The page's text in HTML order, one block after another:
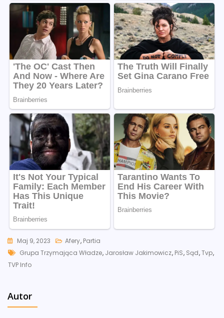
Maj 9, 2023 Afery, Partia
Tags
Grupa Trzymająca Władze, Jarosław Jakimowicz, PiS, Sąd,Tvp,
TVP Info
Autor